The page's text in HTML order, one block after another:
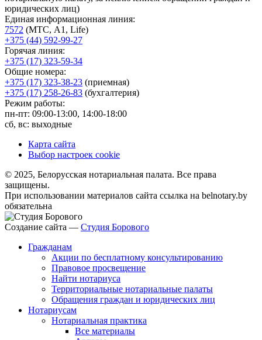
юридических лиц)
Единая информационная линия:
7572 (МТС, A1, Life)
+375 (44) 592-99-27
Горячая линия:
+375 (17) 323-59-34
Общие номера:
+375 (17) 323-38-23 (приемная)
+375 (17) 258-26-83 (бухгалтерия)
Режим работы:
пн-пт: 09:00-13:00, 14:00-18:00
сб, вс: выходные
Карта сайта
Выбор настроек cookie
© 2025, Белорусская нотариальная палата. Все права
защищены.
При использовании материалов сайта ссылка на belnotary.by
обязательна
Создание сайта — Студия Борового
Гражданам
Акции по бесплатному консультированию
Правовое просвещение
Найти нотариуса
Территориальные нотариальные палаты
Обращения граждан и юридических лиц
Нотариусам
Нотариальная практика
Все материалы